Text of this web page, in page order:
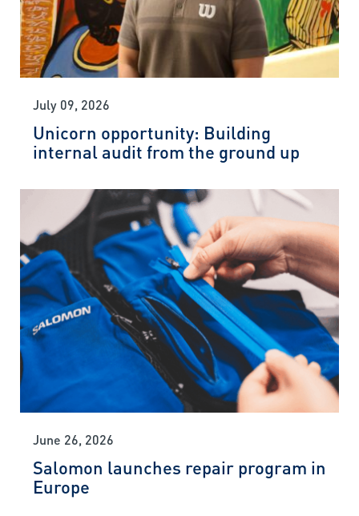
July 09, 2026
Unicorn opportunity: Building
internal audit from the ground up
June 26, 2026
Salomon launches repair program in
Europe